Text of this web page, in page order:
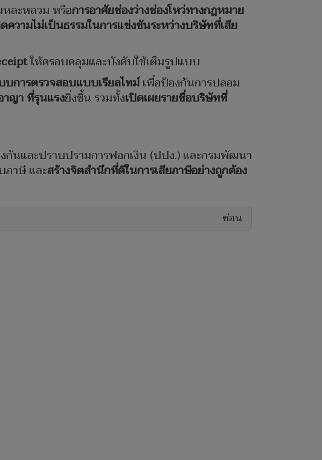
หละหลวม หรือการอาศัยช่องว่างช่องโหว่ทางกฎหมาย
ความไม่เป็นธรรมในการแข่งขันระหว่างบริษัทที่เสีย
ให้ครอบคลุมและบังคับใช้เต็มรูปแบบ
การตรวจสอบแบบเรียลไทม์เพื่อป้องกันการปลอม
ญา ที่รุนแรงยิ่งขึ้น รวมทั้งเปิดเผยรายชื่อบริษัทที่
กันและปราบปรามการฟอกเงิน (ปปง.) และกรมพัฒนา
ภาษี และสร้างจิตสำนึกที่ดีในการเสียภาษีอย่างถูกต้อง
ซ่อน